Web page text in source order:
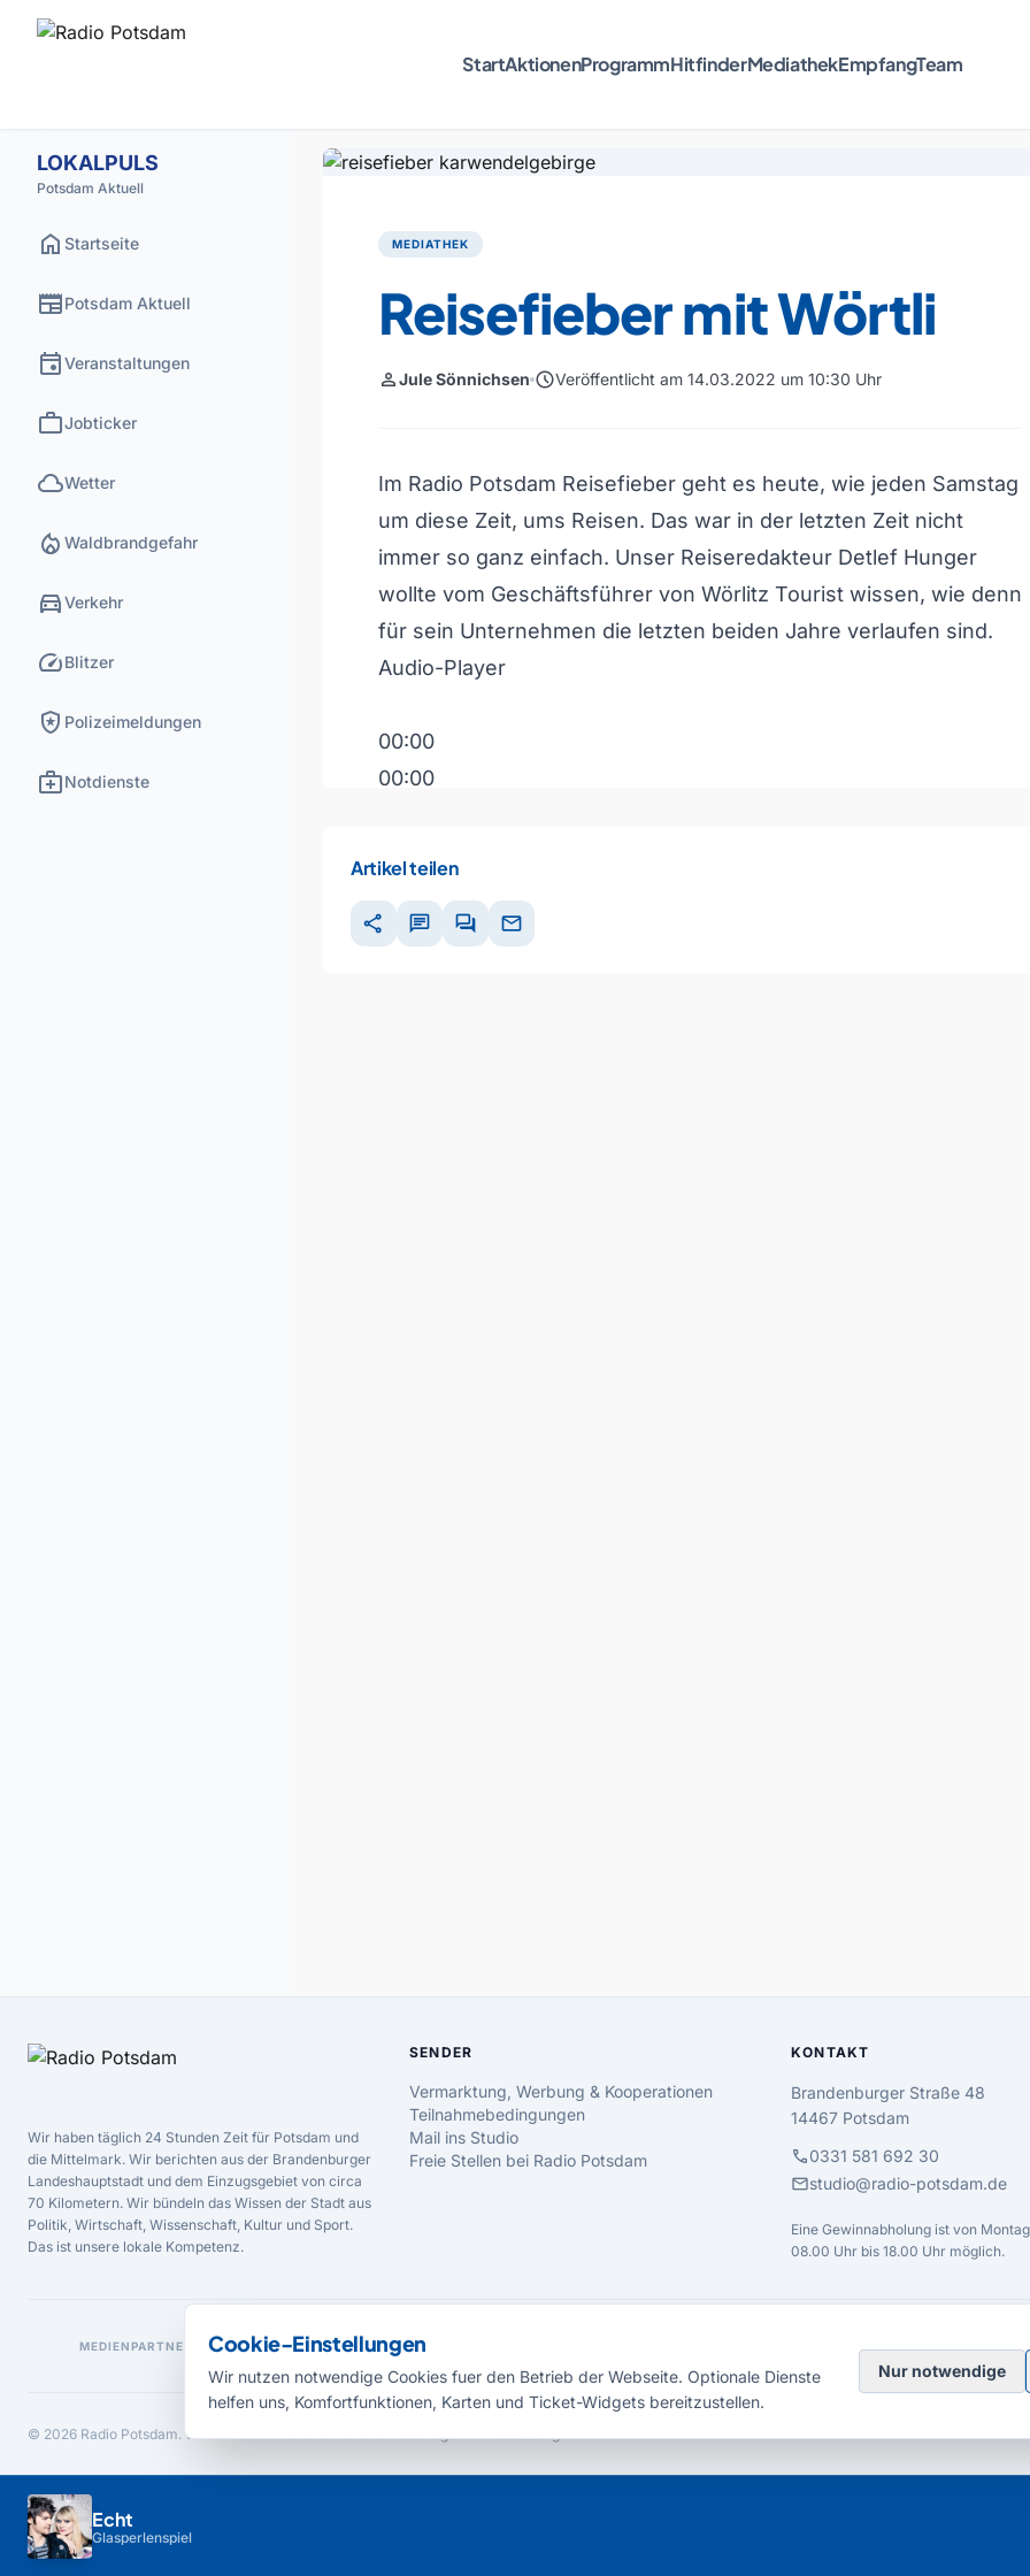
StartAktionenProgrammHitfinderMediathekEmpfangTeam
LOKALPULS
Potsdam Aktuell
home Startseite
newspaperPotsdam Aktuell
eventVeranstaltungen
workJobticker
cloudWetter
local_fire_department Waldbrandgefahr
directions_carVerkehr
speedBlitzer
local_police Polizeimeldungen
medical_servicesNotdienste
MEDIATHEK
Reisefieber mit Wörtli
personJule Sönnichsen scheduleVeröffentlicht am 14.03.2022 um 10:30 Uhr
Im Radio Potsdam Reisefieber geht es heute, wie jeden Samstag
um diese Zeit, ums Reisen. Das war in der letzten Zeit nicht
immer so ganz einfach. Unser Reiseredakteur Detlef Hunger
wollte vom Geschäftsführer von Wörlitz Tourist wissen, wie denn
für sein Unternehmen die letzten beiden Jahre verlaufen sind.
Audio-Player
00:00
00:00
Artikel teilen
share chat forum mail
Echt
Glasperlenspiel
Wir haben täglich 24 Stunden Zeit für Potsdam und
die Mittelmark. Wir berichten aus der Brandenburger
Landeshauptstadt und dem Einzugsgebiet von circa
70 Kilometern. Wir bündeln das Wissen der Stadt aus
Politik, Wirtschaft, Wissenschaft, Kultur und Sport.
Das ist unsere lokale Kompetenz.
SENDER
Vermarktung, Werbung & Kooperationen
Teilnahmebedingungen
Mail ins Studio
Freie Stellen bei Radio Potsdam
KONTAKT
Brandenburger Straße 48
14467 Potsdam
call0331 581 692 30
mailstudio@radio-potsdam.de
Eine Gewinnabholung ist von
08.00 Uhr bis 18.00 Uhr möglich.
MEDIENPARTNER
© 2026 Radio Potsdam. Webseite entwickelt durch dieMedienagentur Babelsberg
Cookie-Einstellungen
Wir nutzen notwendige Cookies fuer den Betrieb der Webseite. Optionale Dienste
helfen uns, Komfortfunktionen, Karten und Ticket-Widgets bereitzustellen.
Nur notwendige